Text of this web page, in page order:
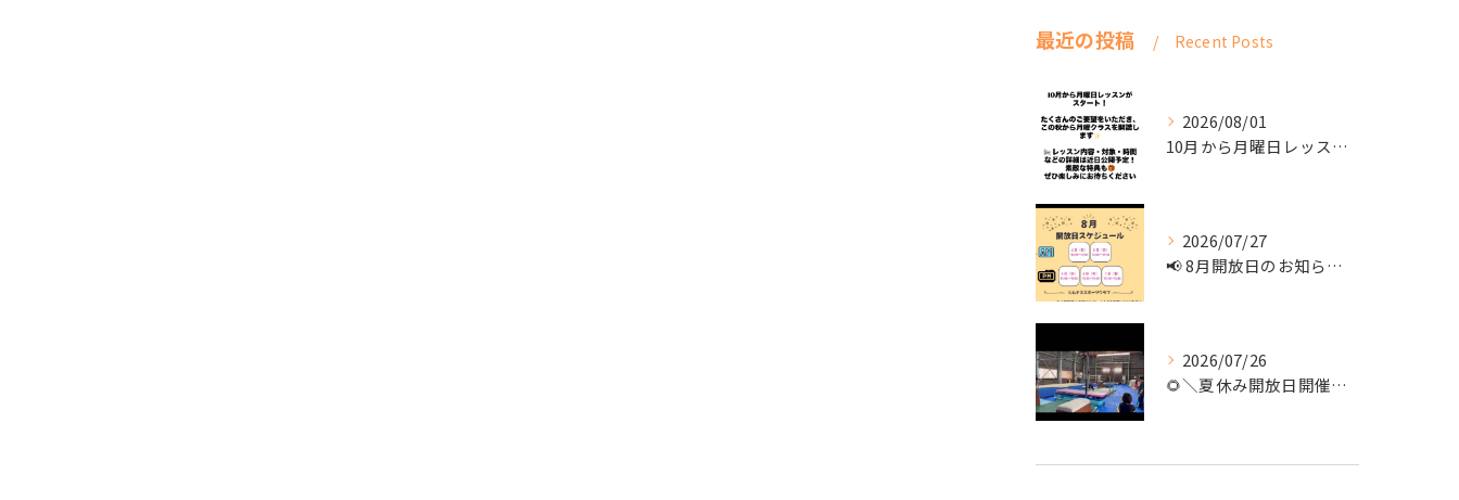
最近の投稿 Recent Posts
2026/08/01
10月から月曜日レッスンがスタート！
2026/07/27
📢 8月開放日のお知らせ 📢
2026/07/26
🌻＼夏休み開放日開催！／🌻